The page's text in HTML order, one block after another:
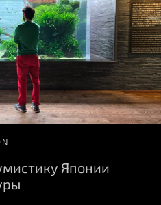
Японии